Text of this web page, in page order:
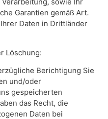
Garantien gemäß Art.
Daten in Drittländer
Löschung:
Berichtigung Sie
und/oder
gespeicherten
das Recht, die
Daten bei